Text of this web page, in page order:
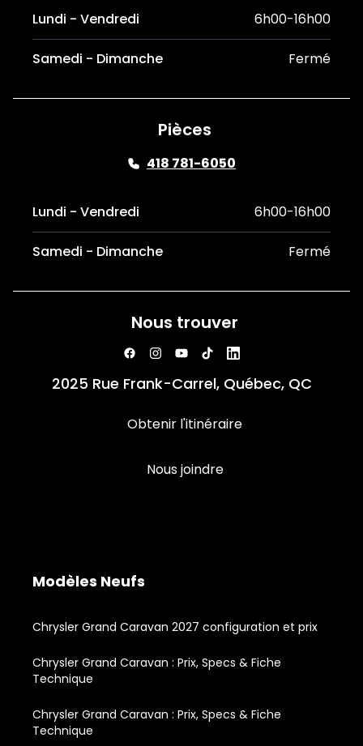
Lundi - Vendredi 6h00-16h00
Samedi - Dimanche Fermé
Pièces
418 781-6050
Lundi - Vendredi 6h00-16h00
Samedi - Dimanche Fermé
Nous trouver
2025 Rue Frank-Carrel, Québec, QC
Obtenir l'itinéraire
Nous joindre
Modèles Neufs
Chrysler Grand Caravan 2027 configuration et prix
Chrysler Grand Caravan : Prix, Specs & Fiche
Technique
Chrysler Grand Caravan : Prix, Specs & Fiche
Technique